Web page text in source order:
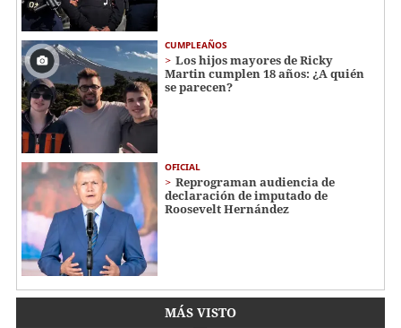
CUMPLEAÑOS
Los hijos mayores de Ricky
Martin cumplen 18 años: ¿A quién
se parecen?
OFICIAL
Reprograman audiencia de
declaración de imputado de
Roosevelt Hernández
MÁS VISTO